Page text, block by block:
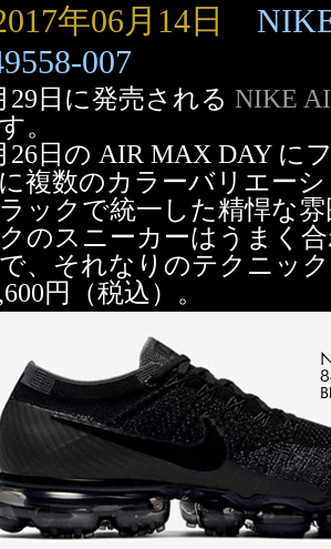
年06月14日
007
29日に発売される NIKE
。
26日の AIR MAX DAY に
複数のカラーバリエー
ックで統一した精悍な
のスニーカーはうまく
、それなりのテクニッ
円（税込）。